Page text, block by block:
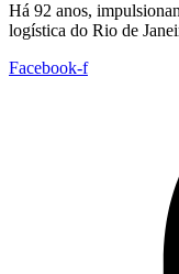
Há 92 anos,
logística do Rio de
Facebook-f